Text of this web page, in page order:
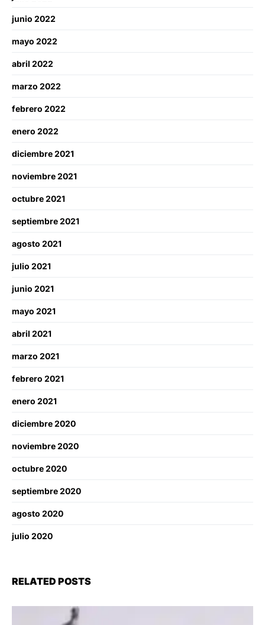
junio 2022
mayo 2022
abril 2022
marzo 2022
febrero 2022
enero 2022
diciembre 2021
noviembre 2021
octubre 2021
septiembre 2021
agosto 2021
julio 2021
junio 2021
mayo 2021
abril 2021
marzo 2021
febrero 2021
enero 2021
diciembre 2020
noviembre 2020
octubre 2020
septiembre 2020
agosto 2020
julio 2020
RELATED POSTS